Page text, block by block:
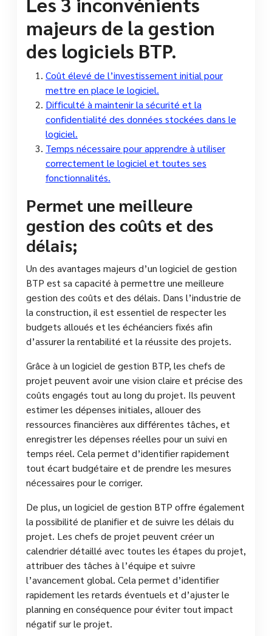
majeurs de la gestion
des logiciels BTP.
Coût élevé de l’investissement initial pour
mettre en place le logiciel.
Difficulté à maintenir la sécurité et la
confidentialité des données stockées dans le
logiciel.
Temps nécessaire pour apprendre à utiliser
correctement le logiciel et toutes ses
fonctionnalités.
Permet une meilleure
gestion des coûts et des
délais;
Un des avantages majeurs d’un logiciel de gestion
BTP est sa capacité à permettre une meilleure
gestion des coûts et des délais. Dans l’industrie de
la construction, il est essentiel de respecter les
budgets alloués et les échéanciers fixés afin
d’assurer la rentabilité et la réussite des projets.
Grâce à un logiciel de gestion BTP, les chefs de
projet peuvent avoir une vision claire et précise des
coûts engagés tout au long du projet. Ils peuvent
estimer les dépenses initiales, allouer des
ressources financières aux différentes tâches, et
enregistrer les dépenses réelles pour un suivi en
temps réel. Cela permet d’identifier rapidement
tout écart budgétaire et de prendre les mesures
nécessaires pour le corriger.
De plus, un logiciel de gestion BTP offre également
la possibilité de planifier et de suivre les délais du
projet. Les chefs de projet peuvent créer un
calendrier détaillé avec toutes les étapes du projet,
attribuer des tâches à l’équipe et suivre
l’avancement global. Cela permet d’identifier
rapidement les retards éventuels et d’ajuster le
planning en conséquence pour éviter tout impact
négatif sur le projet.